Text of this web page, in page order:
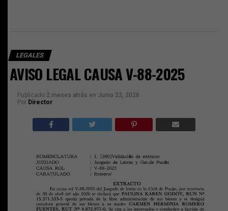
LEGALES
AVISO LEGAL CAUSA V-88-2025
Publicado 2 meses atrás en Junio 22, 2026
Por Director